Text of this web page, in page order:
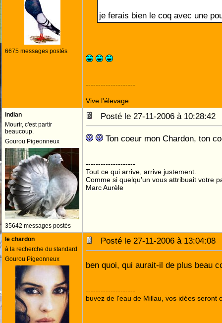
6675 messages postés
je ferais bien le coq avec une
--------------------
Vive l'élevage
indian
Mourir, c'est partir
beaucoup.
Gourou Pigeonneux
35642 messages postés
Posté le 27-11-2006 à
Ton coeur mon Chardon, ton
--------------------
Tout ce qui arrive, arrive justement.
Comme si quelqu'un vous attribuait votre
Marc Aurèle
le chardon
à la recherche du standard
Gourou Pigeonneux
Posté le 27-11-2006 à
ben quoi, qui aurait-il de plus beau
--------------------
buvez de l'eau de Millau, vos idées seront